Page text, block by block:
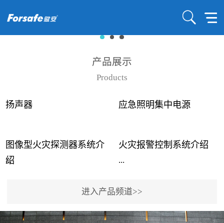
产品展示
Products
扬声器 应急照明集中电源
图像型火灾探测器系统介
绍
...
事故频发，传统的火灾探
火灾报警控制系统介绍
...
用了具有仲裁机制和冗余
进入产品频道>>